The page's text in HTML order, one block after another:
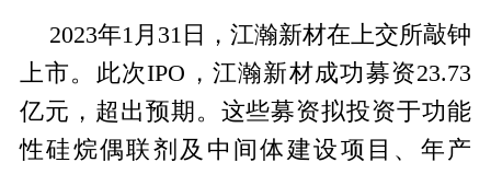
2023年1月31日，江瀚新材在上交所敲钟
上市。此次IPO，江瀚新材成功募资23.73
亿元，超出预期。这些募资拟投资于功能
性硅烷偶联剂及中间体建设项目、年产